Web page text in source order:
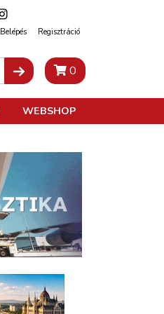
Belépés Regisztráció
0
WEBSHOP